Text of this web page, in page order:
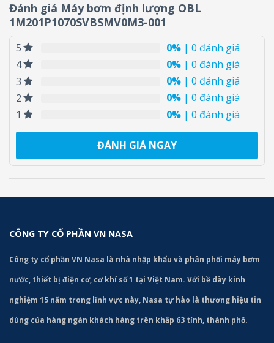
5 sao
5 sao
Đánh giá Máy bơm định lượng OBL
1M201P1070SVBSMV0M3-001
5 0% | 0 đánh giá
4
0% | 0 đánh giá
3
0% | 0 đánh giá
2
0% | 0 đánh giá
1
0% | 0 đánh giá
ĐÁNH GIÁ NGAY
CÔNG TY CỔ PHẦN VN NASA
Công ty cổ phần VN Nasa là nhà nhập khẩu và phân phối máy bơm
nước, thiết bị điện cơ, cơ khí số 1 tại Việt Nam. Với bề dày kinh
nghiệm 15 năm trong lĩnh vực này, Nasa tự hào là thương hiệu tin
dùng của hàng ngàn khách hàng trên khắp 63 tỉnh, thành phố.